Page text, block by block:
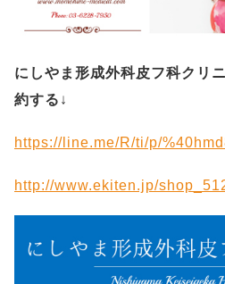
にしやま形成外科皮フ科クリ
約する ↓
https://line.me/R/ti/p/
http://www.ekiten.jp/